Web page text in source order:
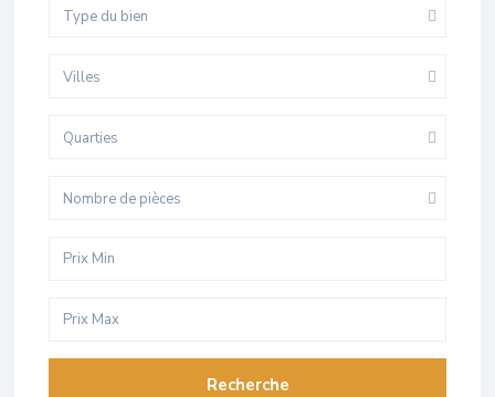
Type du bien
Villes
Quarties
Nombre de pièces
Recherche